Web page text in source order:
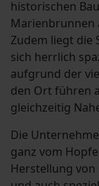
historischen
Marienbrunnen
Zudem liegt die
sich herrlich
aufgrund der
den Ort führen
gleichzeitig
Die
ganz vom
Herstellung von